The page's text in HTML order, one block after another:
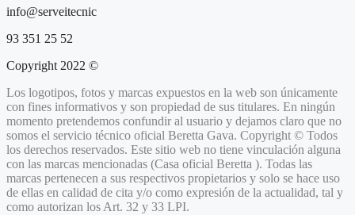
info@serveitecnic​
93 351 25 52
Copyright 2022 ©
Los logotipos, fotos y marcas expuestos en la web son únicamente
con fines informativos y son propiedad de sus titulares. En ningún
momento pretendemos confundir al usuario y dejamos claro que no
somos el servicio técnico oficial Beretta Gava. Copyright © Todos
los derechos reservados. Este sitio web no tiene vinculación alguna
con las marcas mencionadas (Casa oficial Beretta ). Todas las
marcas pertenecen a sus respectivos propietarios y solo se hace uso
de ellas en calidad de cita y/o como expresión de la actualidad, tal y
como autorizan los Art. 32 y 33 LPI.